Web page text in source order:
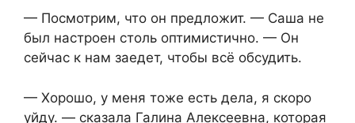
— Посмотрим, что он предложит. — Саша не
был настроен столь оптимистично. — Он
сейчас к нам заедет, чтобы всё обсудить.
— Хорошо, у меня тоже есть дела, я скоро
уйду. — сказала Галина Алексеевна, которая